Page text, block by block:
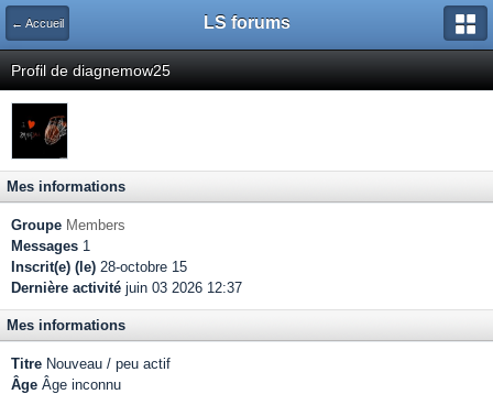
← Accueil LS forums
Profil de diagnemow25
Mes informations
Groupe Members
Messages 1
Inscrit(e) (le) 28-octobre 15
Dernière activité juin 03 2026 12:37
Mes informations
Titre Nouveau / peu actif
Âge Âge inconnu